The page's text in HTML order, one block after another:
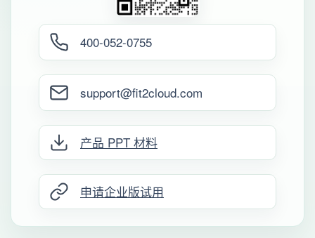
400-052-0755
support@fit2cloud.com
产品 PPT 材料
申请企业版试用